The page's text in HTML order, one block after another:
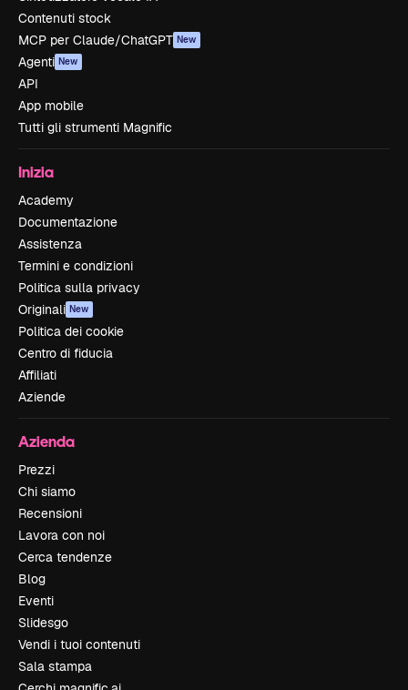
Contenuti stock
MCP per Claude/ChatGPT New
Agenti New
API
App mobile
Tutti gli strumenti Magnific
Inizia
Academy
Documentazione
Assistenza
Termini e condizioni
Politica sulla privacy
Originali New
Politica dei cookie
Centro di fiducia
Affiliati
Aziende
Azienda
Prezzi
Chi siamo
Recensioni
Lavora con noi
Cerca tendenze
Blog
Eventi
Slidesgo
Vendi i tuoi contenuti
Sala stampa